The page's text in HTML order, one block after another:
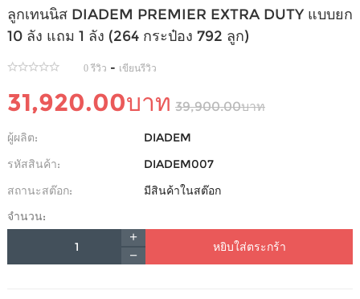
ลูกเทนนิส DIADEM PREMIER EXTRA DUTY แบบยก
10 ลัง แถม 1 ลัง (264 กระป๋อง 792 ลูก)
0 รีวิว - เขียนรีวิว
31,920.00บาท 39,900.00บาท
ผู้ผลิต:
DIADEM
รหัสสินค้า:
DIADEM007
สถานะสต๊อก:
มีสินค้าในสต๊อก
จำนวน:
หยิบใส่ตระกร้า